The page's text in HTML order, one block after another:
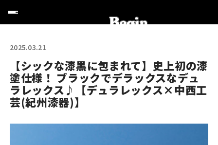
2025.03.21
【シックな漆黒に包まれて】史上初の漆
塗仕様！ ブラックでデラックスなデュ
ラレックス♪【デュラレックス×中西工
芸(紀州漆器)】